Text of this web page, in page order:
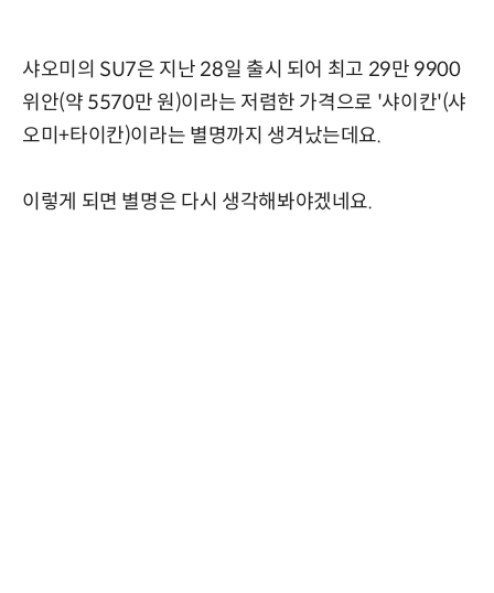
샤오미의 SU7은 지난 28일 출시 되어 최고 29만 9900
위안(약 5570만 원)이라는 저렴한 가격으로 '샤이칸'(샤
오미+타이칸)이라는 별명까지 생겨났는데요.
이렇게 되면 별명은 다시 생각해봐야겠네요.